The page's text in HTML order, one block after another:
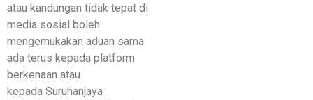
atau kandungan tidak tepat di
media sosial boleh
mengemukakan aduan sama
ada terus kepada platform
berkenaan atau
kepada Suruhanjaya